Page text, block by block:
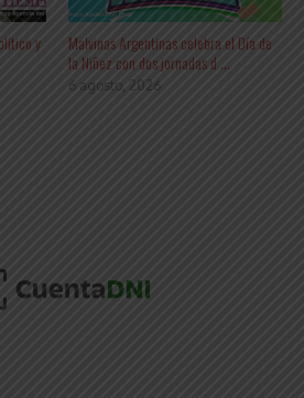
y
Malvinas Argentinas celebra el Día de
la Niñez con dos jornadas d ...
6 agosto, 2026